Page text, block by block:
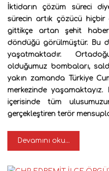
İktidarın çözüm süreci
sürecin artık çözücü hiçbir
gittikçe artan şehit
döndüğü görülmüştür. Bu
yaşatmaktadır.
olduğumuz bombaları,
yakın zamanda Türkiye
merkezinde
içerisinde tüm
gerçekleştiren terör
Devamını oku...